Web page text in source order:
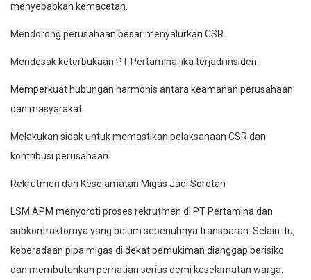
menyebabkan kemacetan.
Mendorong perusahaan besar menyalurkan CSR.
Mendesak keterbukaan PT Pertamina jika terjadi insiden.
Memperkuat hubungan harmonis antara keamanan perusahaan
dan masyarakat.
Melakukan sidak untuk memastikan pelaksanaan CSR dan
kontribusi perusahaan.
Rekrutmen dan Keselamatan Migas Jadi Sorotan
LSM APM menyoroti proses rekrutmen di PT Pertamina dan
subkontraktornya yang belum sepenuhnya transparan. Selain itu,
keberadaan pipa migas di dekat pemukiman dianggap berisiko
dan membutuhkan perhatian serius demi keselamatan warga.